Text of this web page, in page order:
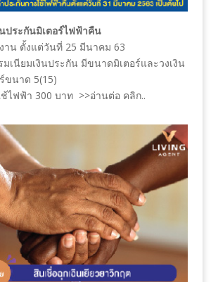
ประกันมิเตอร์ไฟฟ้าคืน
าน ตั้งแต่วันที่ 25 มีนาคม 63
เนียมเงินประกัน มีขนาดมิเตอร์และวงเงิน
นาด 5(15)
ช้ไฟฟ้า 300 บาท >>อ่านต่อ คลิก..